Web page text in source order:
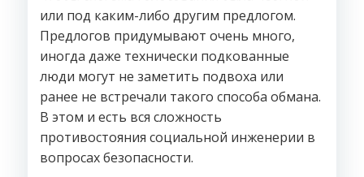
или под каким-либо другим предлогом.
Предлогов придумывают очень много,
иногда даже технически подкованные
люди могут не заметить подвоха или
ранее не встречали такого способа обмана.
В этом и есть вся сложность
противостояния социальной инженерии в
вопросах безопасности.